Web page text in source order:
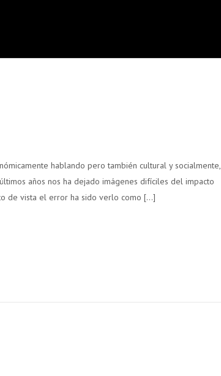
hablando pero también cultural y socialmente,
años nos ha dejado imágenes difíciles del impacto
de vista el error ha sido verlo como […]